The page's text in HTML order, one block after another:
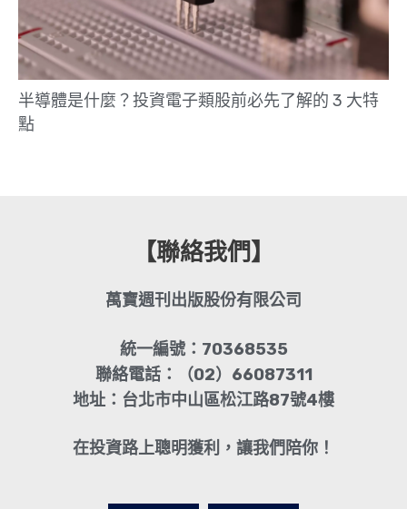
半導體是什麼？投資電子類股前必先了解的 3 大特
點
【聯絡我們】
萬寶週刊出版股份有限公司
統一編號：70368535
聯絡電話：（02）66087311
地址：台北市中山區松江路87號4樓
在投資路上聰明獲利，讓我們陪你！